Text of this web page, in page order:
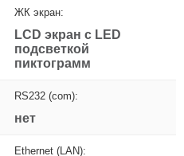
ЖК экран:
LCD экран с LED
подсветкой
пиктограмм
RS232 (com):
нет
Ethernet (LAN):